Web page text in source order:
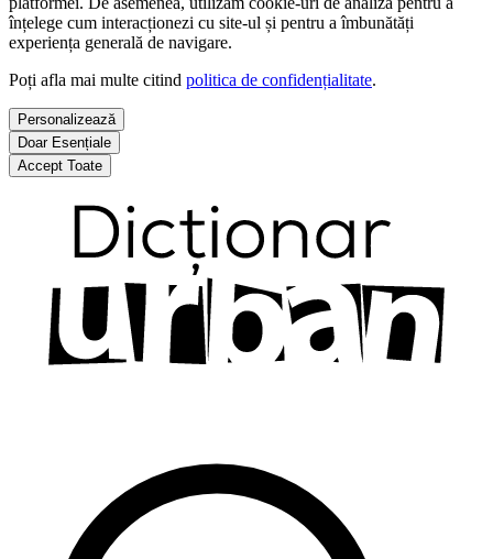
înțelege cum interacționezi cu site-ul și pentru a îmbunătăți
experiența generală de navigare.
Poți afla mai multe citind politica de confidențialitate.
Personalizează
Doar Esențiale
Accept Toate